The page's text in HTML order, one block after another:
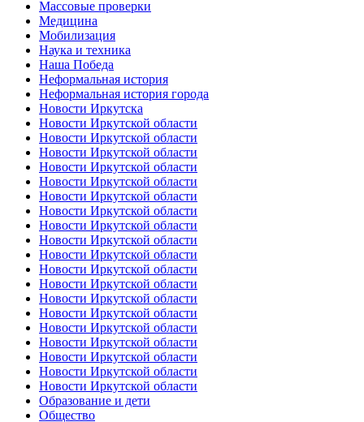
Массовые проверки
Медицина
Мобилизация
Наука и техника
Наша Победа
Неформальная история
Неформальная история города
Новости Иркутска
Новости Иркутской области
Новости Иркутской области
Новости Иркутской области
Новости Иркутской области
Новости Иркутской области
Новости Иркутской области
Новости Иркутской области
Новости Иркутской области
Новости Иркутской области
Новости Иркутской области
Новости Иркутской области
Новости Иркутской области
Новости Иркутской области
Новости Иркутской области
Новости Иркутской области
Новости Иркутской области
Новости Иркутской области
Новости Иркутской области
Новости Иркутской области
Образование и дети
Общество